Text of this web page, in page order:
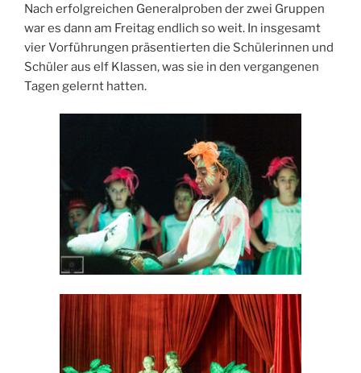
Nach erfolgreichen Generalproben der zwei Gruppen
war es dann am Freitag endlich so weit. In insgesamt
vier Vorführungen präsentierten die Schülerinnen und
Schüler aus elf Klassen, was sie in den vergangenen
Tagen gelernt hatten.